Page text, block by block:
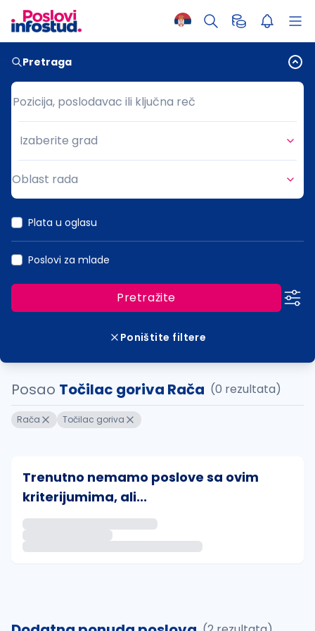
Pretraga
Pozicija, poslodavac ili ključna reč
Pozicija, poslodavac ili ključna reč
Grad
Izaberite grad
Oblast rada
Plata u oglasu
Poslovi za mlade
Pretražite
Poništite filtere
Posao Točilac goriva Rača (0 rezultata)
Rača Točilac goriva
Trenutno nemamo poslove sa ovim
kriterijumima, ali...